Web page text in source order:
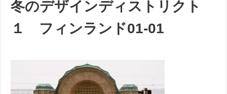
冬のデザインディストリクト
１ フィンランド01-01